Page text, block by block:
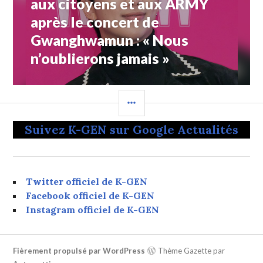
aux citoyens et aux ARMY
après le concert de
Gwanghwamun : « Nous
n’oublierons jamais »
LATÉRALE
Suivez K-GEN sur Google Actualités
Twitter officiel de K-GEN
Facebook officiel de K-GEN
Instagram officiel de K-GEN
Fièrement propulsé par WordPress
Thème Gazette par